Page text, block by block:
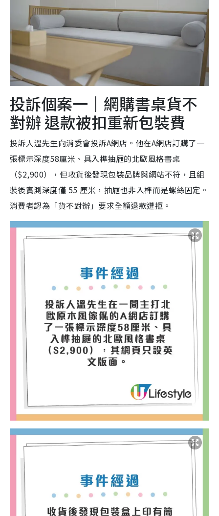
投訴個案一｜網購書桌貨不
對辦 退款被扣重新包裝費
投訴人溫先生向消委會投訴A網店。他在A網店訂購了一
張標示深度58厘米、具入榫抽屜的北歐風格書桌
（$2,900），但收貨後發現包裝品牌與網站不符，且組
裝後實測深度僅 55 厘米，抽屜也非入榫而是螺絲固定。
消費者認為「貨不對辦」要求全額退款遭拒。